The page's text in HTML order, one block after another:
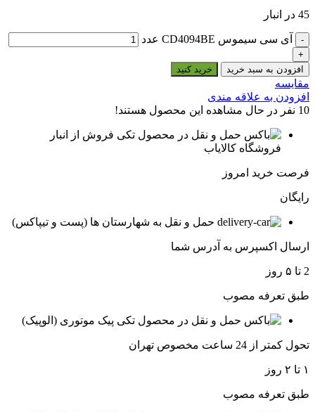
45 در انبار
آی سی سیموس CD4094BE عدد
افزودن به سبد خرید خرید کنید
مقایسه
افزودن به علاقه مندی
10 نفر در حال مشاهده این محصول هستند!
فروش از انبار
فروشگاه کالایاب
فرصت خرید امروز
رایگان
حمل و نقل به شهارستان ها (پست و تیپاکس)
ارسال اکسپرس به آدرس شما
2 تا ۵ روز
طبق تعرفه مصوب
پیک موتوری (الوپیک)
تحول کمتر از 24 ساعت مخصوص تهران
۱ تا ۲ روز
طبق تعرفه مصوب